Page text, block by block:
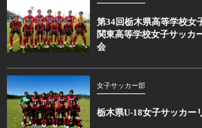
第34回栃木県高等学校女
関東高等学校女子サッカ
会
女子サッカー部
栃木県U-18女子サッカー